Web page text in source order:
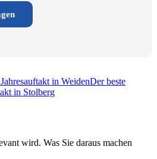
in WeidenDer beste
in Stolberg
wird. Was Sie daraus machen